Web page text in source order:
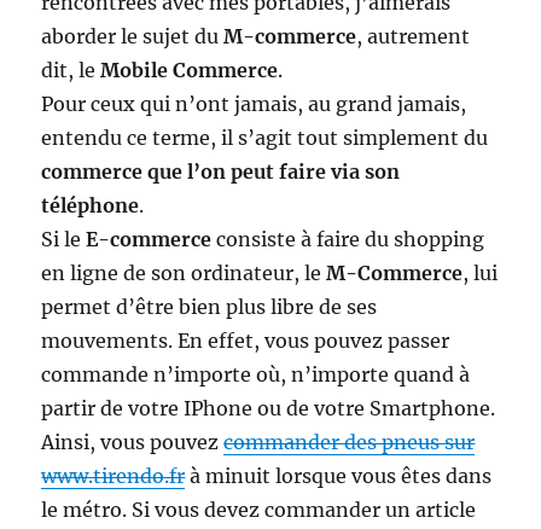
aborder le sujet du M-commerce, autrement
dit, leMobile Commerce.
Pour ceux qui n’ont jamais, au grand jamais,
entendu ce terme, il s’agit tout simplement du
commerce que l’on peut faire via son
téléphone.
Si leE-commerce consiste à faire du shopping
en ligne de son ordinateur, leM-Commerce, lui
permet d’être bien plus libre de ses
mouvements. En effet, vous pouvez passer
commande n’importe où, n’importe quand à
partir de votre IPhone ou de votre Smartphone.
Ainsi, vous pouvezcommander des pneus sur
www.tirendo.frà minuit lorsque vous êtes dans
le métro. Si vous devez commander un article